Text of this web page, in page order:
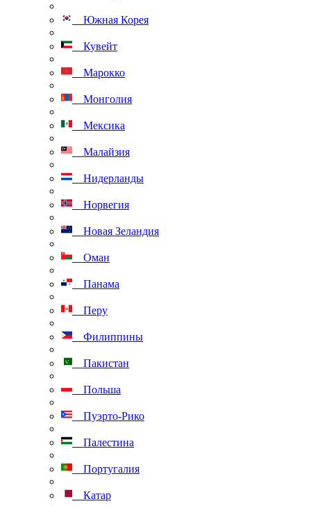
Южная Корея
Кувейт
Марокко
Монголия
Мексика
Малайзия
Нидерланды
Норвегия
Новая Зеландия
Оман
Панама
Перу
Филиппины
Пакистан
Польша
Пуэрто-Рико
Палестина
Португалия
Катар